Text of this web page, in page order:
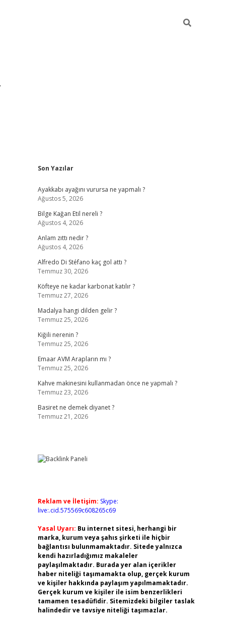
Sidebar
Son Yazılar
Ayakkabı ayağını vurursa ne yapmalı ?
Ağustos 5, 2026
Bilge Kağan Etil nereli ?
Ağustos 4, 2026
Anlam zıttı nedir ?
Ağustos 4, 2026
Alfredo Di Stéfano kaç gol attı ?
Temmuz 30, 2026
Köfteye ne kadar karbonat katılır ?
Temmuz 27, 2026
Madalya hangi dilden gelir ?
Temmuz 25, 2026
Kiğili nerenin ?
Temmuz 25, 2026
Emaar AVM Arapların mı ?
Temmuz 25, 2026
Kahve makinesini kullanmadan önce ne yapmalı ?
Temmuz 23, 2026
Basiret ne demek diyanet ?
Temmuz 21, 2026
Reklam ve İletişim: Skype:
live:.cid.575569c608265c69
Yasal Uyarı: Bu internet sitesi, herhangi bir
marka, kurum veya şahıs şirketi ile hiçbir
bağlantısı bulunmamaktadır. Sitede yalnızca
kendi hazırladığımız makaleler
paylaşılmaktadır. Burada yer alan içerikler
haber niteliği taşımamakta olup, gerçek kurum
ve kişiler hakkında paylaşım yapılmamaktadır.
Gerçek kurum ve kişiler ile isim benzerlikleri
tamamen tesadüfidir. Sitemizdeki bilgiler taslak
halindedir ve tavsiye niteliği taşımazlar.
piabellacasinohiltonbet giriş